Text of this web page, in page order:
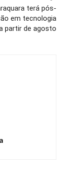
terá pós-
em tecnologia
partir de agosto